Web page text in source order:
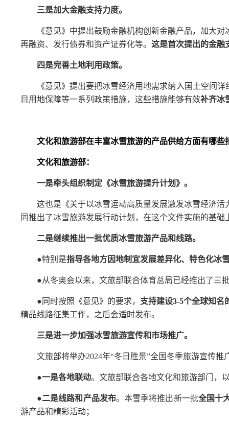
三是加大金融支持力度。
《意见》中提出鼓励金融机构创新金融产品，加大
再融资、发行债券和资产证券化等。 这是首次提出的金融
四是完善土地利用政策。
《意见》提出要把冰雪经济用地需求纳入国土空间
目用地保障等一系列政策措施，这些措施能够有效补齐冰
文化和旅游部在丰富冰雪旅游的产品供给方面有哪些
文化和旅游部：
一是牵头组织制定《冰雪旅游提升计划》。
这也是《关于以冰雪运动高质量发展激发冰雪经济
同推出了冰雪旅游发展行动计划，在这个文件实施的基
二是继续推出一批优质冰雪旅游产品和线路。
●特别是指导各地方因地制宜发展差异化、特色化冰
●从冬奥会以来，文旅部联合体育总局已经推出了三
●同时按照《意见》的要求， 支持建设3-5个全球知名
精品线路征集工作，之后会适时发布。
三是进一步加强冰雪旅游宣传和市场推广。
文旅部将举办2024年“冬日胜景”全国冬季旅游宣传
●一是各地联动。文旅部联合各地文化和旅游部门，
●二是线路和产品发布。本雪季将推出新一批全国十
游产品和精彩活动；